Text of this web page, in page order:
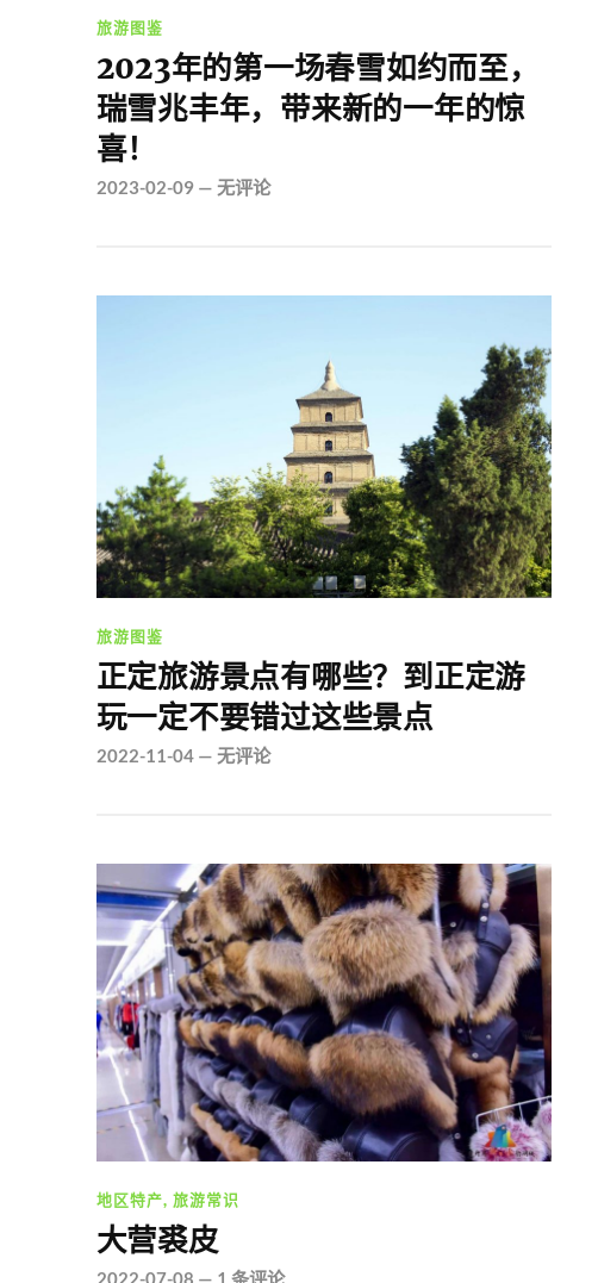
旅游图鉴
2023年的第一场春雪如约而至，
瑞雪兆丰年，带来新的一年的惊
喜！
2023-02-09— 无评论
旅游图鉴
正定旅游景点有哪些？到正定游
玩一定不要错过这些景点
2022-11-04— 无评论
地区特产, 旅游常识
大营裘皮
2022-07-08 — 1 条评论